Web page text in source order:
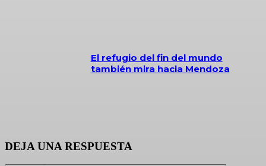
El refugio del fin del mundo
también mira hacia Mendoza
DEJA UNA RESPUESTA